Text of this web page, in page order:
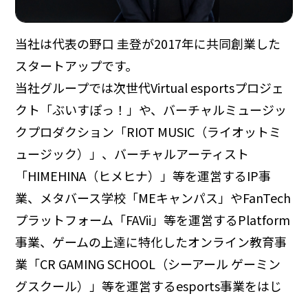
当社は代表の野口 圭登が2017年に共同創業した
スタートアップです。
当社グループでは次世代Virtual esportsプロジェ
クト「ぶいすぽっ！」や、バーチャルミュージッ
クプロダクション「RIOT MUSIC（ライオットミ
ュージック）」、バーチャルアーティスト
「HIMEHINA（ヒメヒナ）」等を運営するIP事
業、メタバース学校「MEキャンパス」やFanTech
プラットフォーム「FAVii」等を運営するPlatform
事業、ゲームの上達に特化したオンライン教育事
業「CR GAMING SCHOOL（シーアール ゲーミン
グスクール）」等を運営するesports事業をはじ